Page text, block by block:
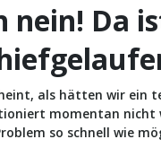
nein! Da
als hätten wir ein
momentan nicht
so schnell wie